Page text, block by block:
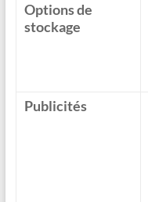
Options de
stockage
Publicités